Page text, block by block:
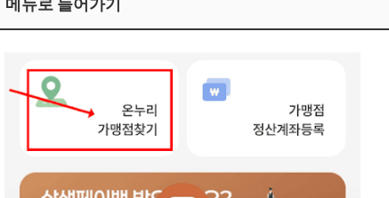
뉴로 들어가기